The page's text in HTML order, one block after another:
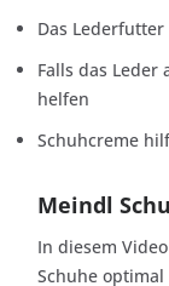
Das
Falls das
helfen
Schuhcreme
Meindl
In diesem
Schuhe optimal